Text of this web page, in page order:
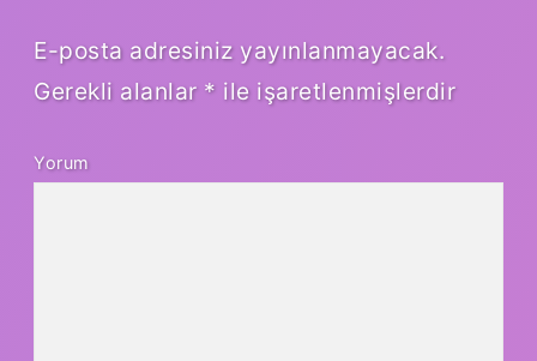
E-posta adresiniz yayınlanmayacak.
Gerekli alanlar * ile işaretlenmişlerdir
Yorum